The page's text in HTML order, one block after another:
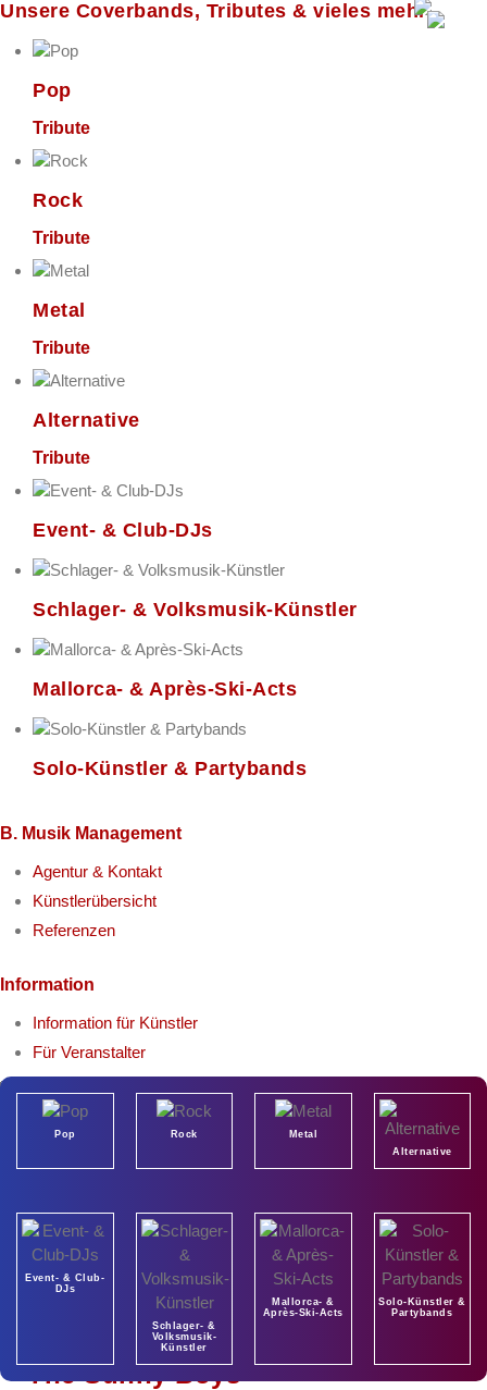
Unsere Coverbands, Tributes & vieles mehr
Pop
Tribute
Rock
Tribute
Metal
Tribute
Alternative
Tribute
Event- & Club-DJs
Schlager- & Volksmusik-Künstler
Mallorca- & Après-Ski-Acts
Solo-Künstler & Partybands
B. Musik Management
Agentur & Kontakt
Künstlerübersicht
Referenzen
Information
Information für Künstler
Für Veranstalter
Pop Rock
Metal
Alternative
Event- & Club-
DJs
Schlager- &
Volksmusik-
Künstler
Mallorca- &
Après-Ski-Acts
Solo-Künstler &
Partybands
The Sunny Boys